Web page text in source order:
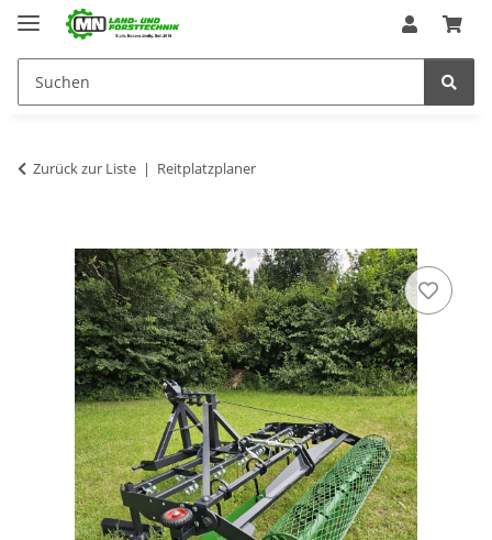
Zurück zur Liste Reitplatzplaner